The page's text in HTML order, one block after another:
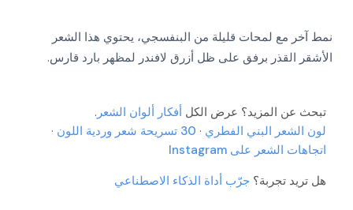
More
More
More
More
More
More
More
نمط آخر مع لمحات قليلة من البنفسجي، يحتوي هذا الشعر
الأشقر القذر برفق على ظل أزرق لافندر لمظهر بارد قارس.
تبحث عن المزيد؟ عرض الكل أفكار ألوان الشعر .
لون الشعر البني الفطري · 30 تسريحة شعر وردية اللون
·
اتجاهات الشعر على Instagram
هل تريد تجربة؟ جرّب أداة الذكاء الاصطناعي